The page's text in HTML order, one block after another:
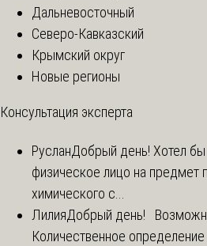
Дальневосточный
Северо-Кавказский
Крымский округ
Новые регионы
Консультация эксперта
РусланДобрый день! Хотел бы
физическое лицо на предмет
химического с...
ЛилияДобрый день!
Количественное определение